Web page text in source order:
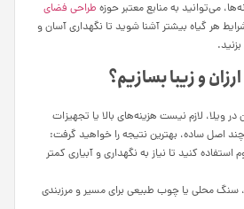
می‌توانید به منابع معتبر حوزه طراحی فضای
هر گیاه بیشتر آشنا شوید تا نگهداری آسان و
و زیبا بسازیم؟
در ویلا، لازم نیست هزینه‌های بالا یا تجهیزات
اصل ساده، بهترین نتیجه را خواهید گرفت:
استفاده کنید تا نیاز به نگهداری و آبیاری کمتر
سنگ محلی یا چوب طبیعی برای مسیر و مرزبندی